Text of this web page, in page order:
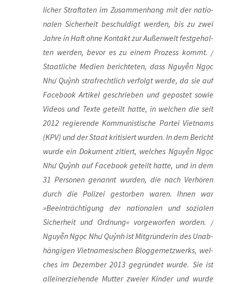
li­cher Straf­ta­ten im Zusam­men­hang mit der natio­
na­len Sicher­heit beschul­digt wer­den, bis zu zwei
Jah­re in Haft ohne Kon­takt zur Außen­welt fest­ge­hal­
ten wer­den, bevor es zu einem Pro­zess kommt. /
Staat­li­che Medi­en berich­te­ten, dass Nguyễn Ngọc
Như Quỳnh straf­recht­lich ver­folgt wer­de, da sie auf
Face­book Arti­kel geschrie­ben und gepos­tet sowie
Vide­os und Tex­te geteilt hat­te, in wel­chen die seit
2012 regie­ren­de Kom­mu­nis­ti­sche Par­tei Viet­nams
(KPV) und der Staat kri­ti­siert wur­den. In dem Bericht
wur­de ein Doku­ment zitiert, wel­ches Nguyễn Ngọc
Như Quỳnh auf Face­book geteilt hat­te, und in dem
31 Per­so­nen genannt wur­den, die nach Ver­hö­ren
durch die Poli­zei gestor­ben waren. Ihnen war
»Beein­träch­ti­gung der natio­na­len und sozia­len
Sicher­heit und Ord­nung« vor­ge­wor­fen wor­den. /
Nguyễn Ngọc Như Quỳnh ist Mit­grün­de­rin des Unab­
hän­gi­gen Viet­na­me­si­schen Blog­ger­netz­werks, wel­
ches im Dezem­ber 2013 gegrün­det wur­de. Sie ist
allein­er­zie­hen­de Mut­ter zwei­er Kin­der und wur­de